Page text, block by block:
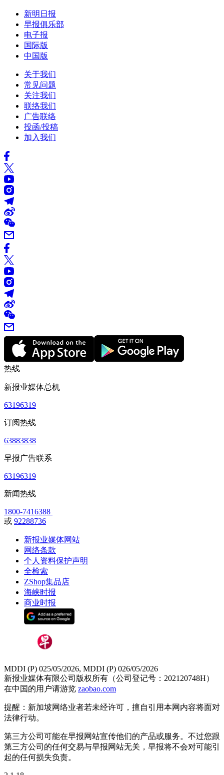
新明日报
早报俱乐部
电子报
国际版
中国版
关于我们
常见问题
关注我们
联络我们
广告联络
投函/投稿
加入我们
热线
新报业媒体总机
63196319
订阅热线
63883838
早报广告联系
63196319
新闻热线
1800-7416388
或 92288736
新报业媒体网站
网络条款
个人资料保护声明
全检索
ZShop集品店
海峡时报
商业时报
MDDI (P) 025/05/2026, MDDI (P) 026/05/2026
新报业媒体有限公司版权所有（公司登记号：202120748H）
在中国的用户请游览 zaobao.com
提醒：新加坡网络业者若未经许可，擅自引用本网内容将面对
法律行动。
第三方公司可能在早报网站宣传他们的产品或服务。不过您跟
第三方公司的任何交易与早报网站无关，早报将不会对可能引
起的任何损失负责。